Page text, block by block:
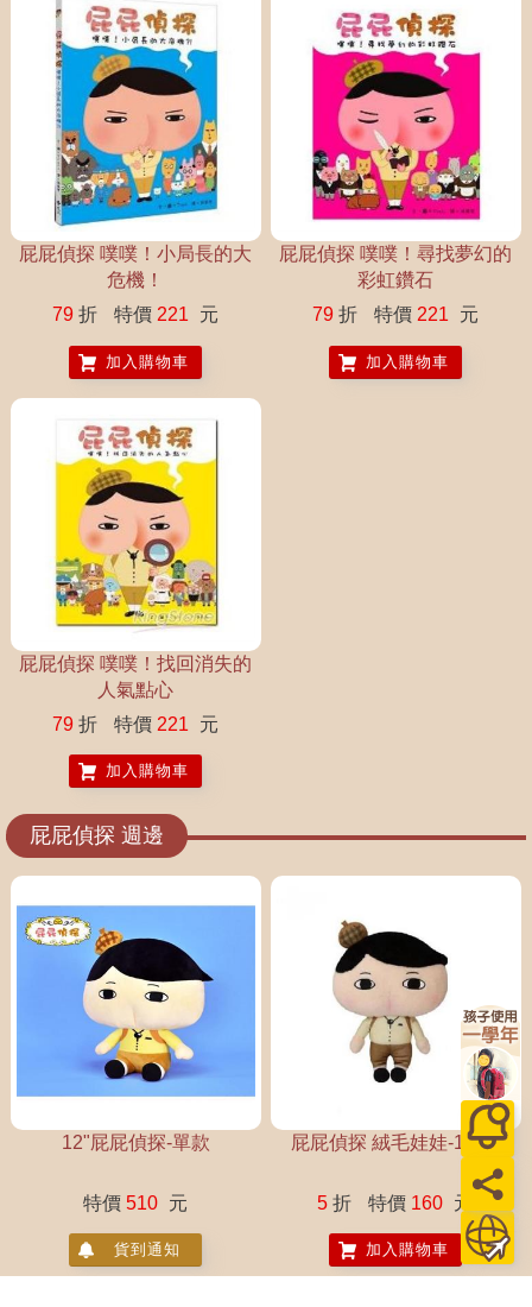
屁屁偵探 噗噗！小局長的大
危機！
79 折 特價 221 元
加入購物車
屁屁偵探 噗噗！尋找夢幻的
彩虹鑽石
79 折 特價 221 元
加入購物車
屁屁偵探 噗噗！找回消失的
人氣點心
79 折 特價 221 元
加入購物車
屁屁偵探 週邊
12"屁屁偵探-單款
特價 510 元
貨到通知
屁屁偵探 絨毛娃娃-15cm
5 折 特價 160 元
加入購物車